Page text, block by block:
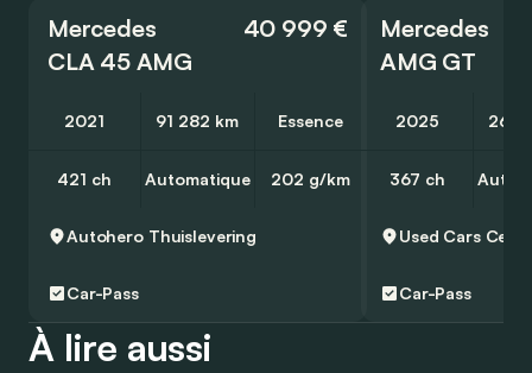
Mercedes
CLA 45 AMG
40 999 €
2021 91 282 km Essence
421 ch Automatique 202 g/km
Autohero Thuislevering
Car-Pass
Mercedes
AMG GT
2025 26
367 ch
Car-Pass
À lire aussi